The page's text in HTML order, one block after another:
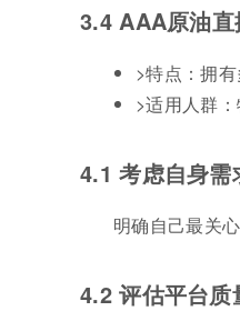
3.4 AAA原油直
>特点：拥
>适用人群
4.1 考虑自身需
明确自己最关
4.2 评估平台质